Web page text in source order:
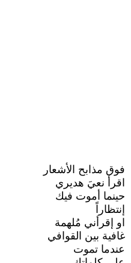
فوق مذابح الأشعار
اقرأ نعيَ هديري
حينما أموت فيك
إنتظاراً
او إقرأني مُلهمة
غافية بين القوافي
عندما تموت